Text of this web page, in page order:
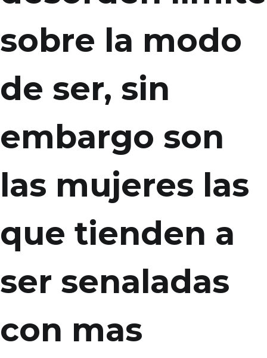
sobre la modo
de ser, sin
embargo son
las mujeres las
que tienden a
ser senaladas
con mas